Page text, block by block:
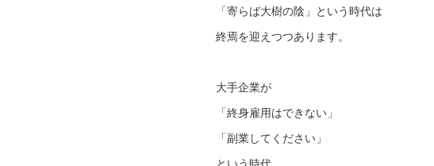
「寄らば大樹の陰」という時代は
終焉を迎えつつあります。
大手企業が
「終身雇用はできない」
「副業してください」
という時代。。